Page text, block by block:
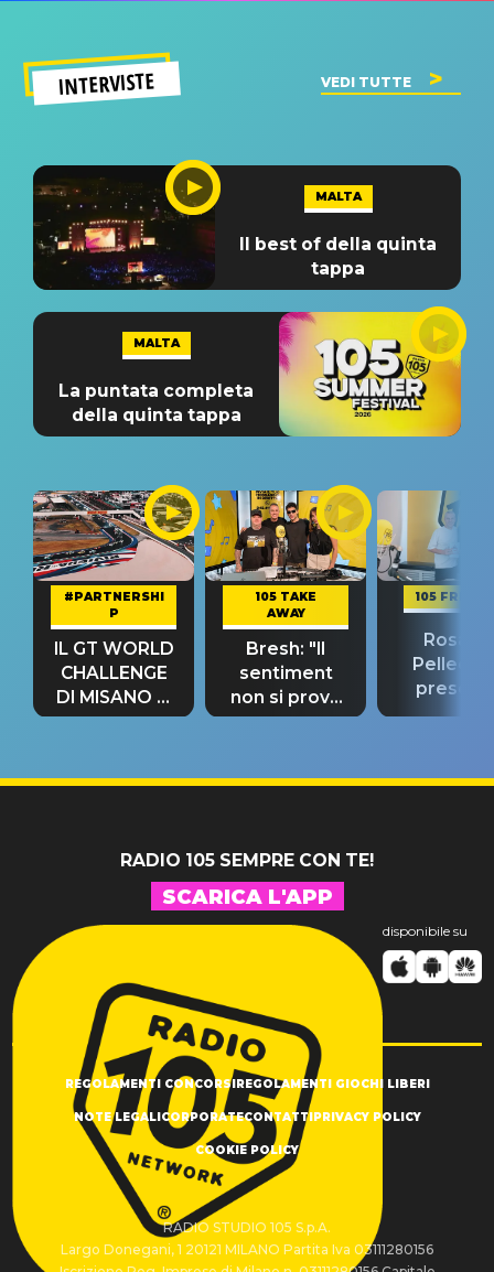
INTERVISTE VEDI TUTTE
MALTA
Il best of della quinta
tappa
MALTA
La puntata completa
della quinta tappa
#PARTNERSHI
P
IL GT WORLD
CHALLENGE
DI MISANO si
riconferma
105 TAKE
AWAY
Bresh: "Il
sentiment
non si prova
fino alla notte
105
Rosario
“Così
RADIO 105 SEMPRE CON TE!
SCARICA L'APP
disponibile su
REGOLAMENTI CONCORSIREGOLAMENTI GIOCHI LIBERI
NOTE LEGALICORPORATECONTATTIPRIVACY POLICY
COOKIE POLICY
RADIO STUDIO 105 S.p.A.
Largo Donegani, 1 20121 MILANO Partita Iva 03111280156